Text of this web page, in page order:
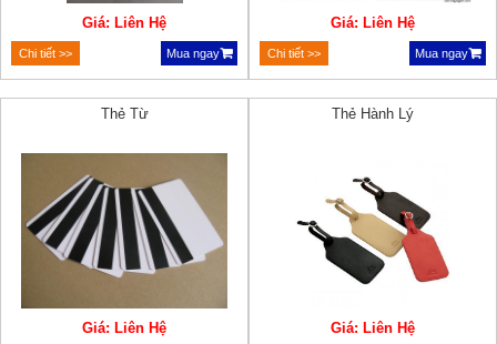
Giá: Liên Hệ
Chi tiết >> Mua ngay
Giá: Liên Hệ
Chi tiết >> Mua ngay
Thẻ Từ
Giá: Liên Hệ
Thẻ Hành Lý
Giá: Liên Hệ